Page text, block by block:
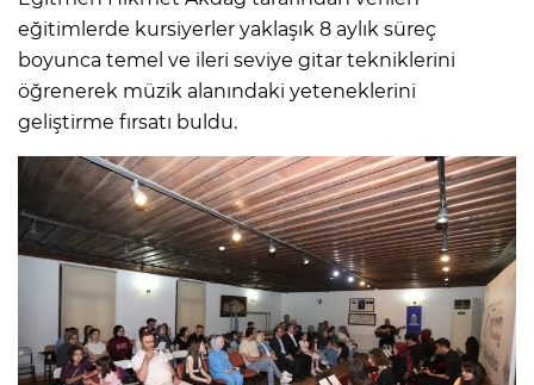
eğitimlerde kursiyerler yaklaşık 8 aylık süreç
boyunca temel ve ileri seviye gitar tekniklerini
öğrenerek müzik alanındaki yeteneklerini
geliştirme fırsatı buldu.